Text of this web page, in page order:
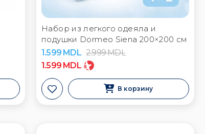
Набор из легкого одеяла и
подушки Dormeo Siena 200×200 см
1.599 MDL 2.999MDL
1.599 MDL
В корзину